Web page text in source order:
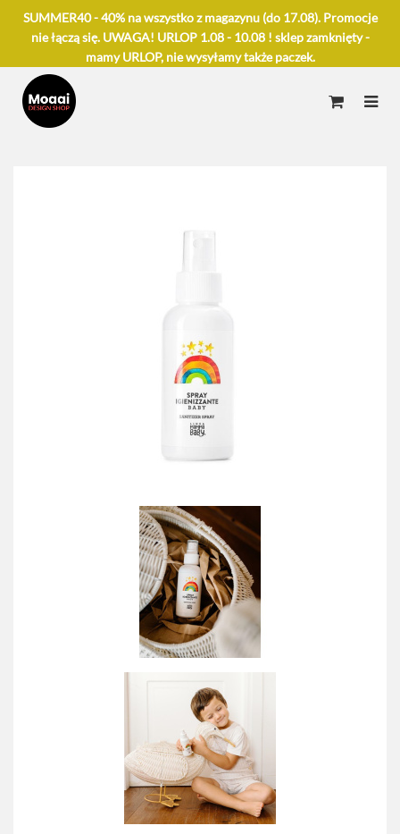
SUMMER40 - 40% na wszystko z magazynu (do 17.08). Promocje
nie łączą się. UWAGA! URLOP 1.08 - 10.08 ! sklep zamknięty -
mamy URLOP, nie wysyłamy także paczek.